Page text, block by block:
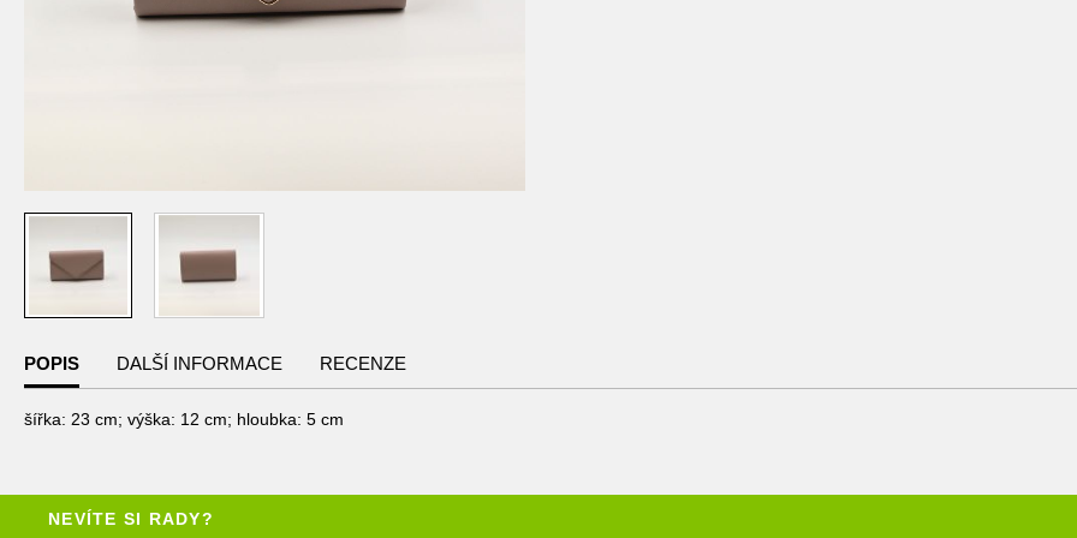
začátek
galerie
s
POPIS
šířka: 23 cm; výška: 12 cm; hloubka: 5 cm
DALŠÍ INFORMACE RECENZE
NEVÍTE SI RADY?